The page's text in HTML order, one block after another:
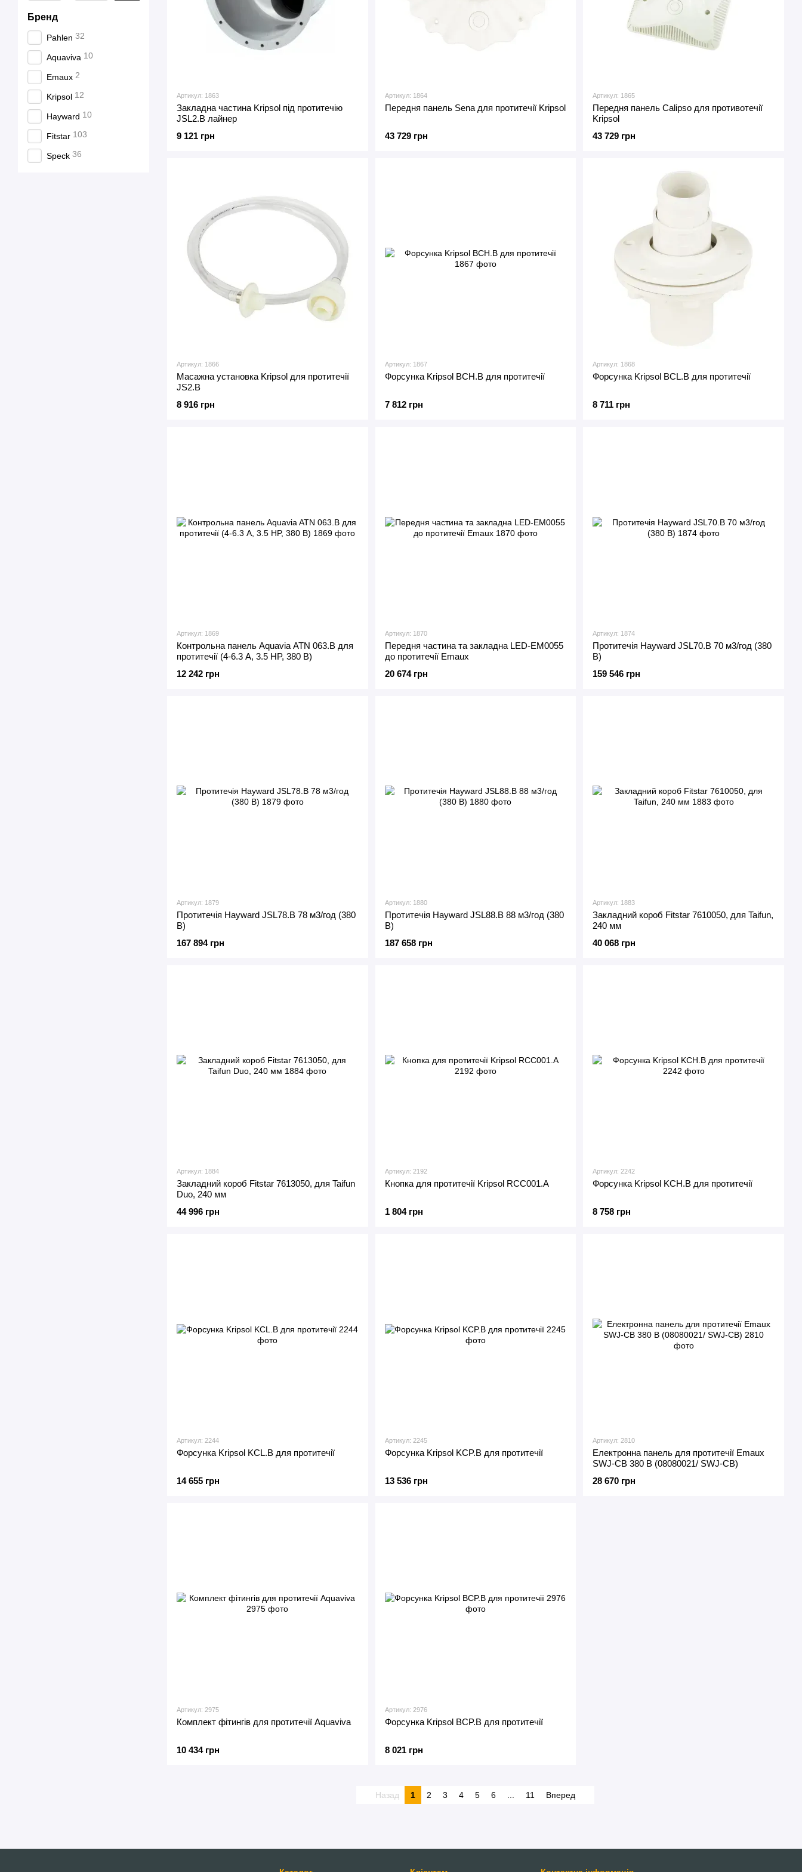
Артикул: 1863
Закладна частина Kripsol під протитечію
JSL2.B лайнер
9 121 грн
Артикул: 1864
Передня панель Sena для протитечії Kripsol
43 729 грн
Артикул: 1865
Передня панель Calipso для противотечії
Kripsol
43 729 грн
Артикул: 1866
Масажна установка Kripsol для протитечії
JS2.B
8 916 грн
Артикул: 1867
Форсунка Kripsol BCH.B для протитечії
7 812 грн
Артикул: 1868
Форсунка Kripsol BCL.B для протитечії
8 711 грн
Артикул: 1869
Контрольна панель Aquavia ATN 063.B для
протитечії (4-6.3 А, 3.5 HP, 380 В)
12 242 грн
Артикул: 1870
Передня частина та закладна LED-ЕМ0055
до протитечії Emaux
20 674 грн
Артикул: 1874
Протитечія Hayward JSL70.B 70 м3/год (380
В)
159 546 грн
Артикул: 1879
Протитечія Hayward JSL78.B 78 м3/год (380
В)
167 894 грн
Артикул: 1880
Протитечія Hayward JSL88.B 88 м3/год (380
В)
187 658 грн
Артикул: 1883
Закладний короб Fitstar 7610050, для Taifun,
240 мм
40 068 грн
Артикул: 1884
Закладний короб Fitstar 7613050, для Taifun
Duo, 240 мм
44 996 грн
Артикул: 2192
Кнопка для протитечії Kripsol RCC001.A
1 804 грн
Артикул: 2242
Форсунка Kripsol KCH.B для протитечії
8 758 грн
Артикул: 2244
Форсунка Kripsol KCL.B для протитечії
14 655 грн
Артикул: 2245
Форсунка Kripsol KCP.B для протитечії
13 536 грн
Артикул: 2810
Електронна панель для протитечії Emaux
SWJ-CB 380 В (08080021/ SWJ-CB)
28 670 грн
Артикул: 2975
Комплект фітингів для протитечії Aquaviva
10 434 грн
Артикул: 2976
Форсунка Kripsol BCP.B для протитечії
8 021 грн
Назад 1 2 3 4 5 6 11 Вперед
Бренд
Pahlen 32
Aquaviva 10
Emaux 2
Kripsol 12
Hayward 10
Fitstar 103
Speck 36